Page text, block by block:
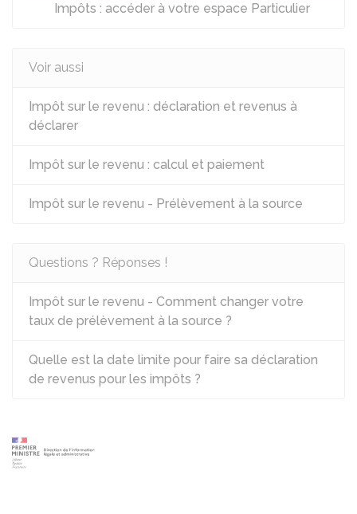
Impôts : accéder à votre espace Particulier
Voir aussi
Impôt sur le revenu : déclaration et revenus à
déclarer
Impôt sur le revenu : calcul et paiement
Impôt sur le revenu - Prélèvement à la source
Questions ? Réponses !
Impôt sur le revenu - Comment changer votre
taux de prélèvement à la source ?
Quelle est la date limite pour faire sa déclaration
de revenus pour les impôts ?